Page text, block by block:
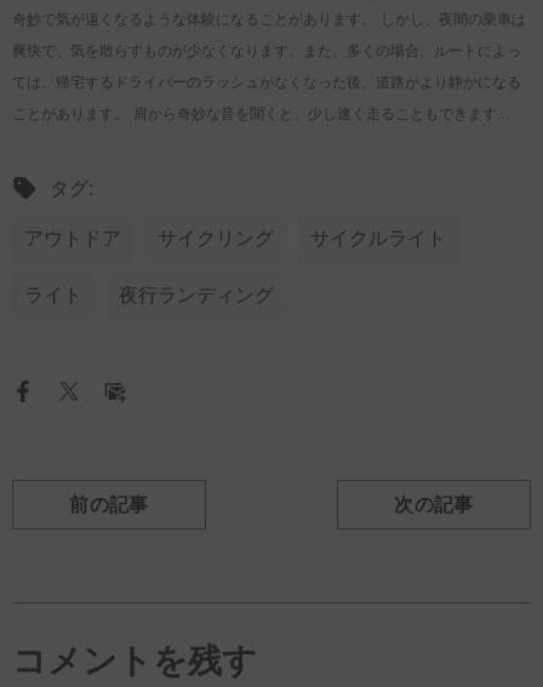
奇妙で気が遠くなるような体験になることがあります。 しかし、夜間の乗車は
爽快で、気を散らすものが少なくなります。また、多くの場合、ルートによっ
ては、帰宅するドライバーのラッシュがなくなった後、道路がより静かになる
ことがあります。 肩から奇妙な音を聞くと、少し速く走ることもできます…
タグ:
アウトドア
サイクリング サイクルライト
ライト 夜行ランディング
前の記事 次の記事
コメントを残す